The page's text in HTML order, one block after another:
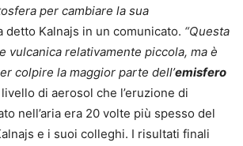
per cambiare la sua
detto Kalnajs in un comunicato. “Questa
vulcanica relativamente piccola, ma è
colpire la maggior parte dell’emisfero
livello di aerosol che l’eruzione di
nell’aria era 20 volte più spesso del
e i suoi colleghi. I risultati finali